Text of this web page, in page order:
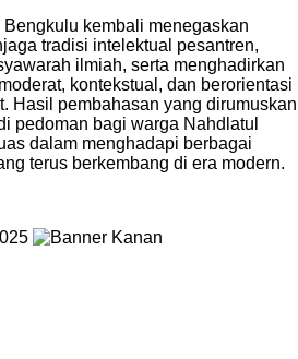
kembali menegaskan
tradisi intelektual pesantren,
ilmiah, serta menghadirkan
kontekstual, dan berorientasi
Hasil pembahasan yang dirumuskan
pedoman bagi warga Nahdlatul
dalam menghadapi berbagai
terus berkembang di era modern.